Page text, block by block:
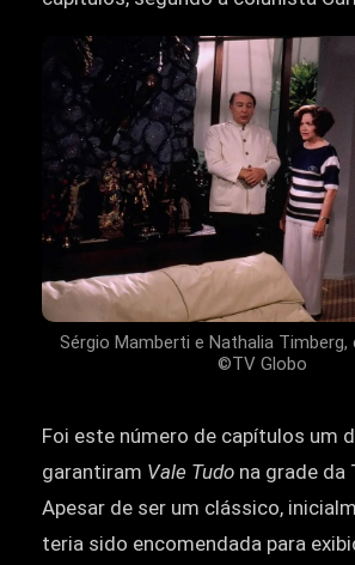
Sérgio Mamberti e Nathalia Timberg,
©TV Globo
Foi este número de capítulos um
garantiram Vale Tudo na grade da
Apesar de ser um clássico,
teria sido encomendada para